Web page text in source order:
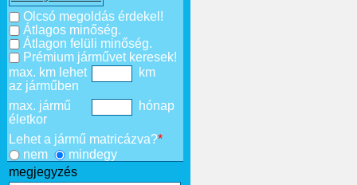
Olcsó megoldás érdekel!
Átlagos minőség.
Átlagon felüli minőség.
Prémium járművet keresek!
max. km lehet
az járműben
km
max. jármű
életkor
hónap
Lehet a jármű matricázva?*
nem
mindegy
megjegyzés